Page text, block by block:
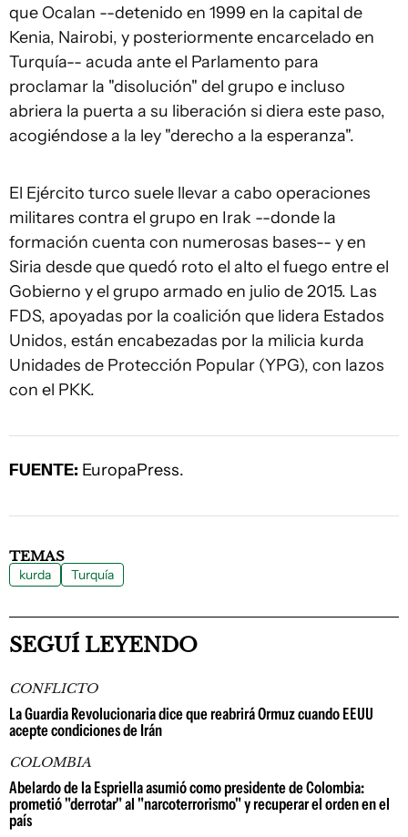
que Ocalan --detenido en 1999 en la capital de
Kenia, Nairobi, y posteriormente encarcelado en
Turquía-- acuda ante el Parlamento para
proclamar la "disolución" del grupo e incluso
abriera la puerta a su liberación si diera este paso,
acogiéndose a la ley "derecho a la esperanza".
El Ejército turco suele llevar a cabo operaciones
militares contra el grupo en Irak --donde la
formación cuenta con numerosas bases-- y en
Siria desde que quedó roto el alto el fuego entre el
Gobierno y el grupo armado en julio de 2015. Las
FDS, apoyadas por la coalición que lidera Estados
Unidos, están encabezadas por la milicia kurda
Unidades de Protección Popular (YPG), con lazos
con el PKK.
FUENTE: EuropaPress.
TEMAS
kurda Turquía
SEGUÍ LEYENDO
CONFLICTO
La Guardia Revolucionaria dice que reabrirá Ormuz cuando EEUU
acepte condiciones de Irán
COLOMBIA
Abelardo de la Espriella asumió como presidente de Colombia:
prometió "derrotar" al "narcoterrorismo" y recuperar el orden en el
país